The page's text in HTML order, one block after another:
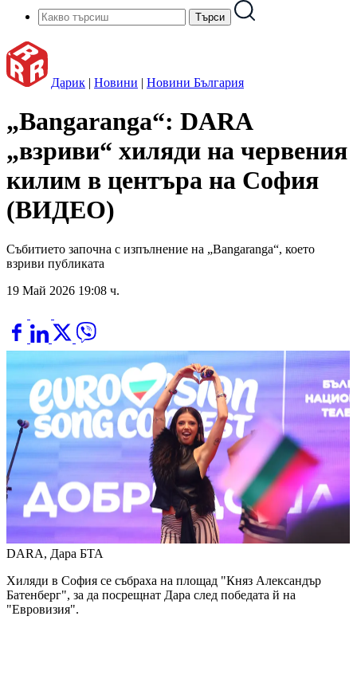
Дарик | Новини | Новини България
„Bangaranga“: DARA
„взриви“ хиляди на червения
килим в центъра на София
(ВИДЕО)
Събитието започна с изпълнение на „Bangaranga“, което
взриви публиката
19 Май 2026 19:08 ч.
DARA, Дара БТА
Хиляди в София се събраха на площад "Княз Александър
Батенберг", за да посрещнат Дара след победата й на
"Евровизия".